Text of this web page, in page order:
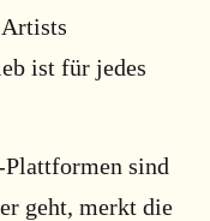
ist für jedes
sind
geht, merkt die